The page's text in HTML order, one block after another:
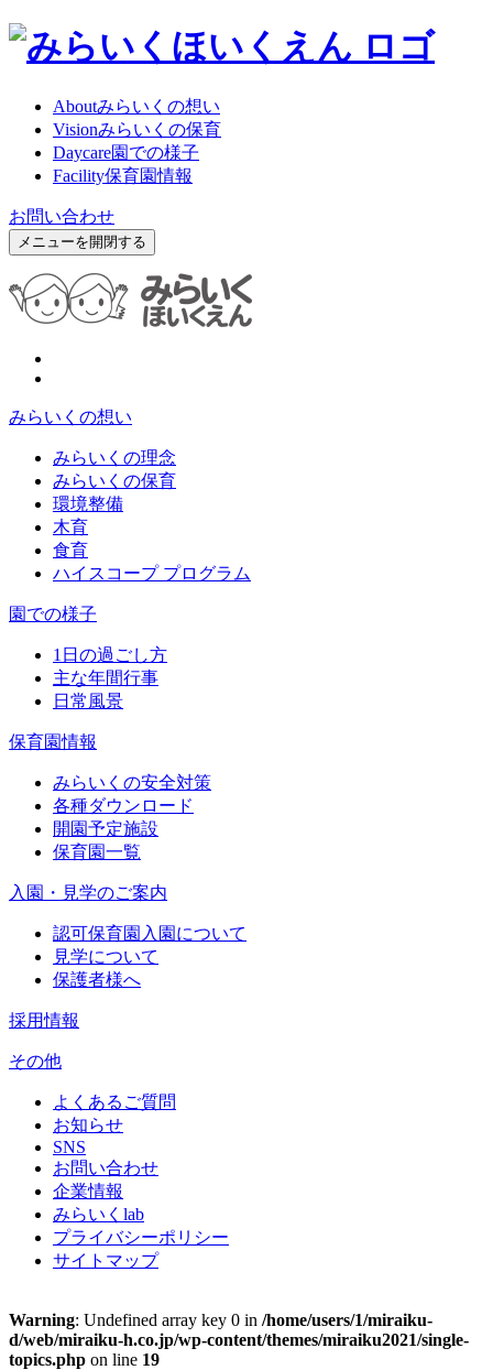
Aboutみらいくの想い
Visionみらいくの保育
Daycare園での様子
Facility保育園情報
お問い合わせ
メニューを開閉する
みらいくの想い
みらいくの理念
みらいくの保育
環境整備
木育
食育
ハイスコープ プログラム
園での様子
1日の過ごし方
主な年間行事
日常風景
保育園情報
みらいくの安全対策
各種ダウンロード
開園予定施設
保育園一覧
入園・見学のご案内
認可保育園入園について
見学について
保護者様へ
採用情報
その他
よくあるご質問
お知らせ
SNS
お問い合わせ
企業情報
みらいくlab
プライバシーポリシー
サイトマップ
Warning: Undefined array key 0 in /home/users/1/miraiku-
d/web/miraiku-h.co.jp/wp-content/themes/miraiku2021/single-
topics.php on line 19